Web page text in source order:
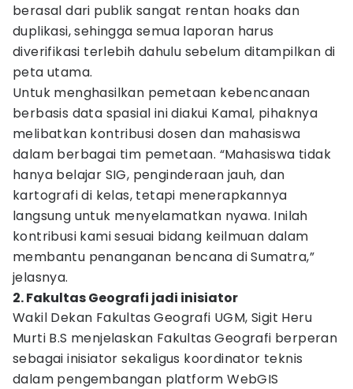
berasal dari publik sangat rentan hoaks dan
duplikasi, sehingga semua laporan harus
diverifikasi terlebih dahulu sebelum ditampilkan di
peta utama.
Untuk menghasilkan pemetaan kebencanaan
berbasis data spasial ini diakui Kamal, pihaknya
melibatkan kontribusi dosen dan mahasiswa
dalam berbagai tim pemetaan. “Mahasiswa tidak
hanya belajar SIG, penginderaan jauh, dan
kartografi di kelas, tetapi menerapkannya
langsung untuk menyelamatkan nyawa. Inilah
kontribusi kami sesuai bidang keilmuan dalam
membantu penanganan bencana di Sumatra,”
jelasnya.
2. Fakultas Geografi jadi inisiator
Wakil Dekan Fakultas Geografi UGM, Sigit Heru
Murti B.S menjelaskan Fakultas Geografi berperan
sebagai inisiator sekaligus koordinator teknis
dalam pengembangan platform WebGIS